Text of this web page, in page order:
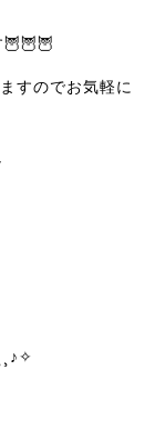
すのでお気軽に